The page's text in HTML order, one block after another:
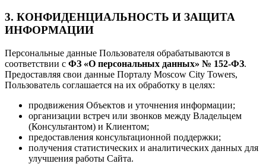
3. КОНФИДЕНЦИАЛЬНОСТЬ И ЗАЩИТА
ИНФОРМАЦИИ
Персональные данные Пользователя обрабатываются в
соответствии с ФЗ «О персональных данных» № 152-ФЗ.
Предоставляя свои данные Порталу Moscow City Towers,
Пользователь соглашается на их обработку в целях:
продвижения Объектов и уточнения информации;
организации встреч или звонков между Владельцем
(Консультантом) и Клиентом;
предоставления консультационной поддержки;
получения статистических и аналитических данных для
улучшения работы Сайта.